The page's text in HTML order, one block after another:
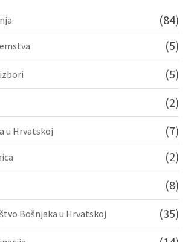
(84)
(5)
(5)
(2)
u Hrvatskoj (7)
(2)
(8)
Bošnjaka u Hrvatskoj (35)